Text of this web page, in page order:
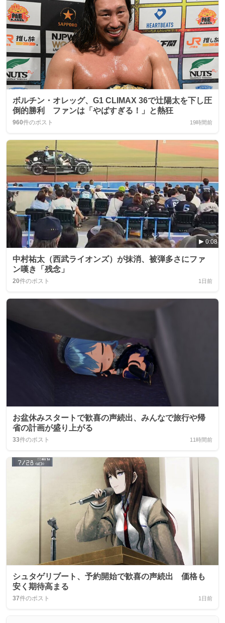
ボルチン・オレッグ、G1 CLIMAX 36で辻陽太を下し圧
倒的勝利 ファンは「やばすぎる！」と熱狂
960件のポスト 19時間前
0:08
中村祐太（西武ライオンズ）が抹消、被弾多さにファ
ン嘆き「残念」
20件のポスト 1日前
お盆休みスタートで歓喜の声続出、みんなで旅行や帰
省の計画が盛り上がる
33件のポスト 11時間前
シュタゲリブート、予約開始で歓喜の声続出 価格も
安く期待高まる
37件のポスト 1日前